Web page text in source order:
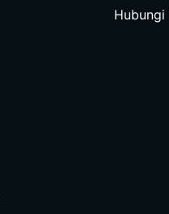
Hubungi